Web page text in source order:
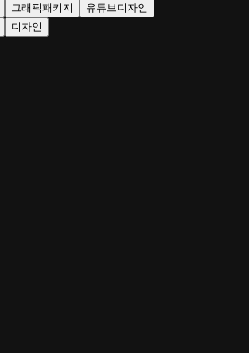
그래픽패키지
유튜브디자인
디자인